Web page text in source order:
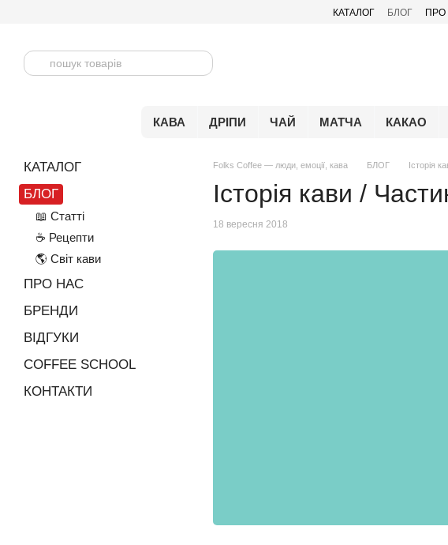
КАТАЛОГ БЛОГ ПРО
КАВА ДРІПИ ЧАЙ МАТЧА КАКАО
Folks Coffee — люди, емоції, кава БЛОГ Історія
Історія кави /
18 вересня 2018
КАТАЛОГ
БЛОГ
📖 Статті
☕️ Рецепти
🌎 Світ кави
ПРО НАС
БРЕНДИ
ВІДГУКИ
COFFEE SCHOOL
КОНТАКТИ